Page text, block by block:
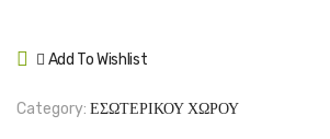
Add To Wishlist
Category: ΕΣΩΤΕΡΙΚΟΥ ΧΩΡΟΥ